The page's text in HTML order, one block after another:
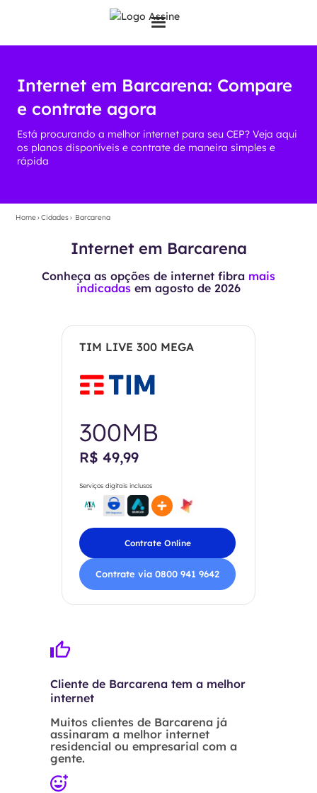
Internet em Barcarena: Compare
e contrate agora
Está procurando a melhor internet para seu CEP? Veja aqui
os planos disponíveis e contrate de maneira simples e
rápida
Home›Cidades› Barcarena
Internet em Barcarena
Conheça as opções de internet fibra mais
indicadas em agosto de 2026
TIM LIVE 300 MEGA
300MB
R$ 49,99
Serviços digitais inclusos
Contrate Online
Contrate via 0800 941 9642
Cliente de Barcarena tem a melhor
internet
Muitos clientes de Barcarena já
assinaram a melhor internet
residencial ou empresarial com a
gente.